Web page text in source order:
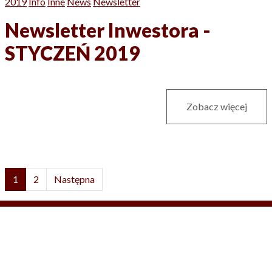
Newsletter Inwestora -
STYCZEŃ 2019
Zobacz więcej
1 2 Następna